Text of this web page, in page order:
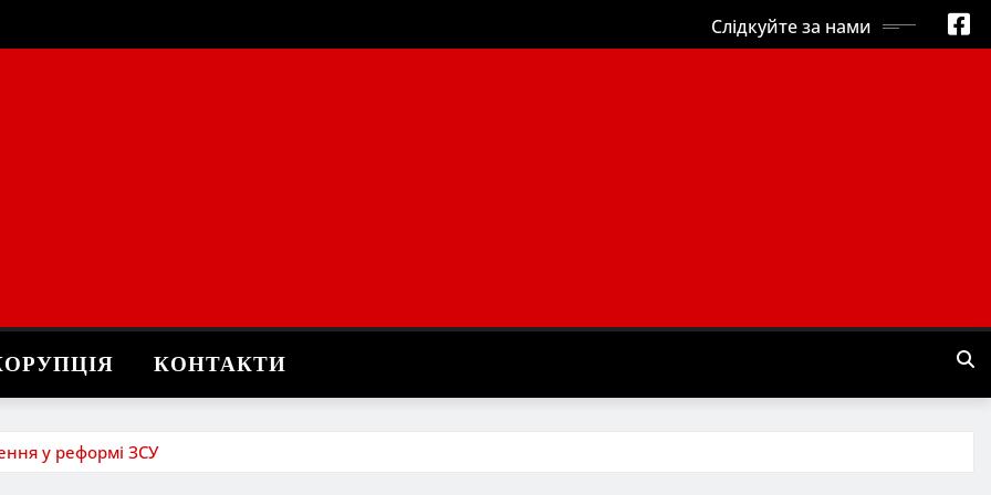
Слідкуйте за нами
КОНТАКТИ
у реформі ЗСУ